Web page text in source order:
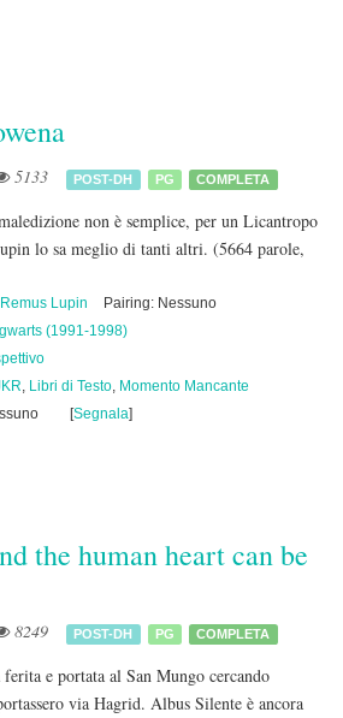
5133 POST-DH PG COMPLETA
non è semplice, per un Licantropo
lo sa meglio di tanti altri. (5664 parole,
Remus Lupin
Pairing: Nessuno
(1991-1998)
, Libri di Testo, Momento Mancante
[Segnala]
the human heart can be
8249 POST-DH PG COMPLETA
e portata al San Mungo cercando
via Hagrid. Albus Silente è ancora